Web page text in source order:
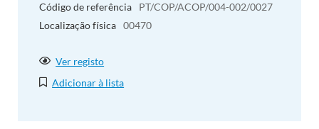
Código de referência
PT/COP/ACOP/004-002/0027
Localização física 00470
Ver registo
Adicionar à lista